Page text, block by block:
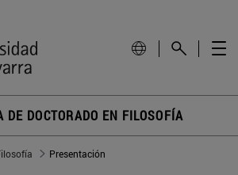
DE DOCTORADO EN FILOSOFÍA
Presentación